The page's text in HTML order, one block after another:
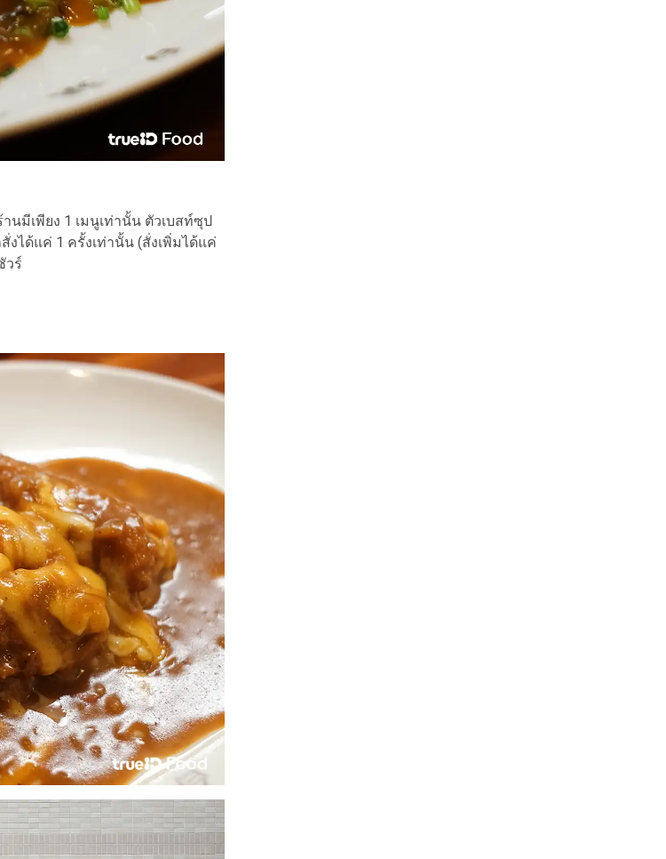
มีเพียง 1 เมนูเท่านั้น ตัวเบสท์ซุป
งได้แค่ 1 ครั้งเท่านั้น (สั่งเพิ่มได้แค่
วร์